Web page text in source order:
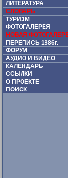
ЛИТЕРАТУРА
СЛОВАРЬ
ТУРИЗМ
ФОТОГАЛЕРЕЯ
НОВАЯ
ПЕРЕПИСЬ 1886г.
ФОРУМ
АУДИО И ВИДЕО
КАЛЕНДАРЬ
ССЫЛКИ
О ПРОЕКТЕ
ПОИСК